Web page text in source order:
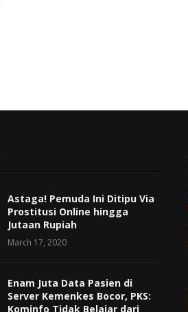
Astaga! Pemuda Ini Ditipu Via
Prostitusi Online hingga
Jutaan Rupiah
March 17, 2020
Enam Juta Data Pasien di
Server Kemenkes Bocor, PKS:
Kominfo Tidak Belajar dari